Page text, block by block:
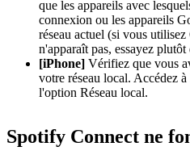
que les appareils avec
connexion ou les appareils
réseau actuel (si vous
n'apparaît pas, essayez
[iPhone] Vérifiez que vous
votre réseau local. Accédez
l'option Réseau local.
Spotify Connect ne